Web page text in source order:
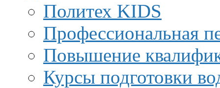
Политех KIDS
Профессиональная
Повышение
Курсы подготовки